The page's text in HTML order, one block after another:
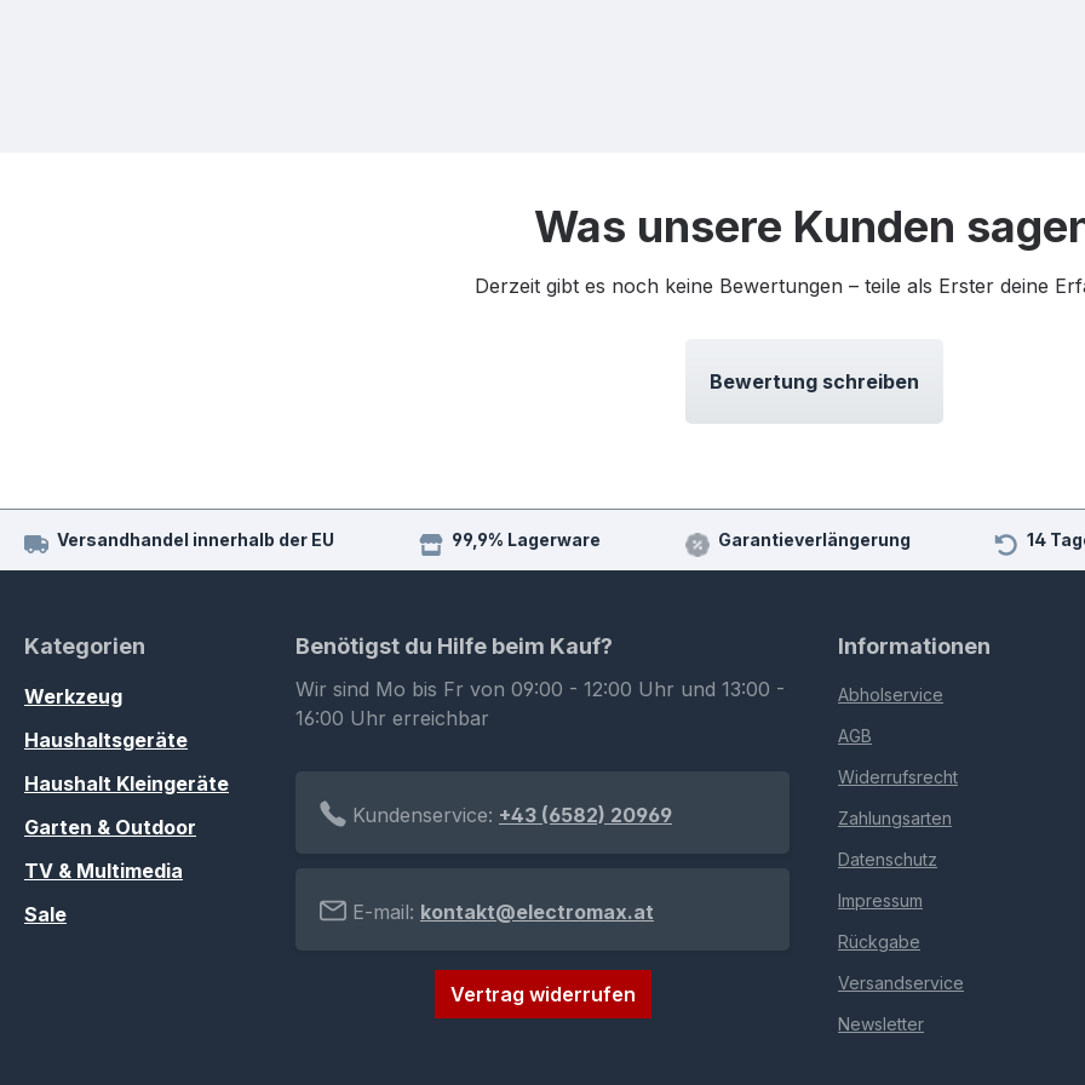
Was unsere Kunden
Derzeit gibt es noch keine Bewertungen – teile als Erster deine
Bewertung schreiben
Versandhandel innerhalb der EU 99,9% Lagerware Garantieverlängerung 14
Kategorien
Werkzeug
Haushaltsgeräte
Haushalt Kleingeräte
Garten & Outdoor
TV & Multimedia
Sale
Benötigst du Hilfe beim Kauf?
Wir sind Mo bis Fr von 09:00 - 12:00 Uhr und 13:00 -
16:00 Uhr erreichbar
Kundenservice: +43 (6582) 20969
E-mail: kontakt@electromax.at
Vertrag widerrufen
Informationen
Abholservice
AGB
Widerrufsrecht
Zahlungsarten
Datenschutz
Impressum
Rückgabe
Versandservice
Newsletter